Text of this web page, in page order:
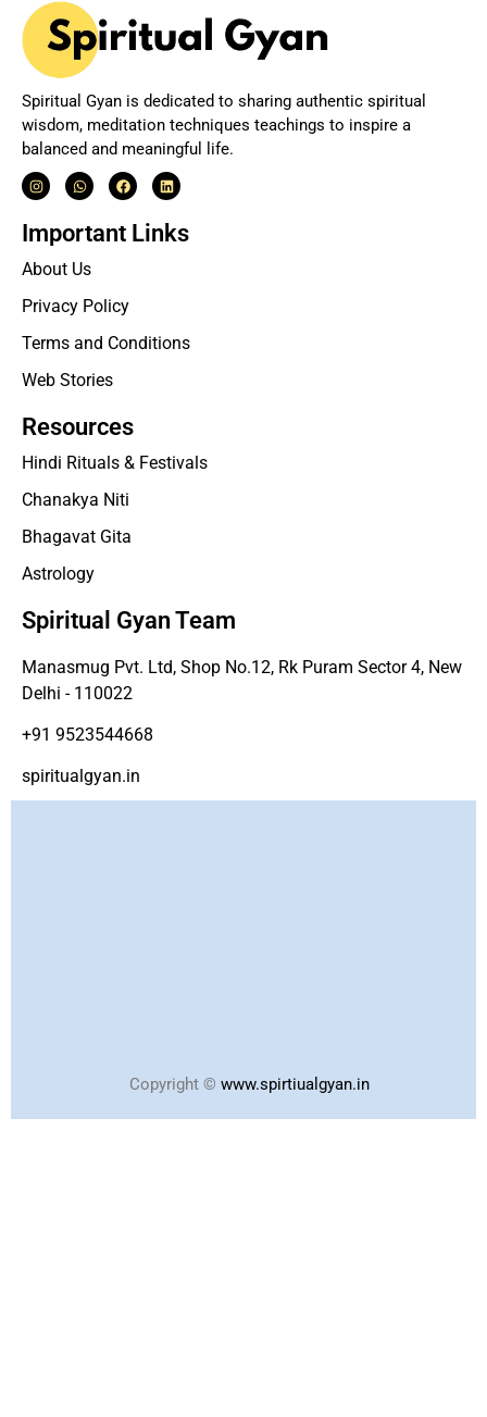
Spiritual Gyan is dedicated to sharing authentic spiritual
wisdom, meditation techniques teachings to inspire a
balanced and meaningful life.
Important Links
About Us
Privacy Policy
Terms and Conditions
Web Stories
Resources
Hindi Rituals & Festivals
Chanakya Niti
Bhagavat Gita
Astrology
Spiritual Gyan Team
Manasmug Pvt. Ltd, Shop No.12, Rk Puram Sector 4, New
Delhi - 110022
+91 9523544668
spiritualgyan.in
Copyright © www.spirtiualgyan.in